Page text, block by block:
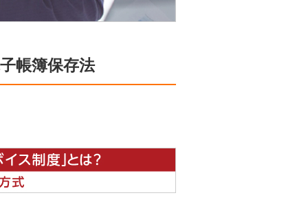
帳簿保存法